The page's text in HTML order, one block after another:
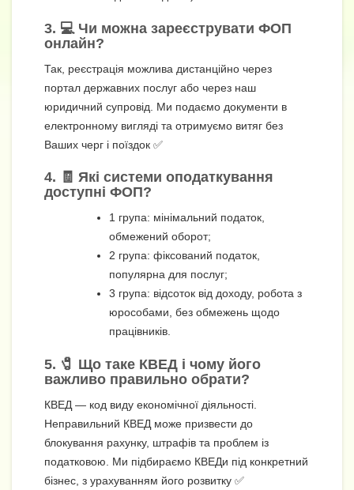
3. 💻 Чи можна зареєструвати ФОП
онлайн?
Так, реєстрація можлива дистанційно через
портал державних послуг або через наш
юридичний супровід. Ми подаємо документи в
електронному вигляді та отримуємо витяг без
Ваших черг і поїздок ✅
4. 🧾 Які системи оподаткування
доступні ФОП?
1 група: мінімальний податок,
обмежений оборот;
2 група: фіксований податок,
популярна для послуг;
3 група: відсоток від доходу, робота з
юрособами, без обмежень щодо
працівників.
5. 🧷 Що таке КВЕД і чому його
важливо правильно обрати?
КВЕД — код виду економічної діяльності.
Неправильний КВЕД може призвести до
блокування рахунку, штрафів та проблем із
податковою. Ми підбираємо КВЕДи під конкретний
бізнес, з урахуванням його розвитку ✅